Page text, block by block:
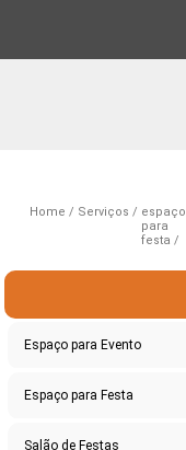
Home Serviços
espaço
para
festa
Espaço para Evento
Espaço para Festa
Salão de Festas